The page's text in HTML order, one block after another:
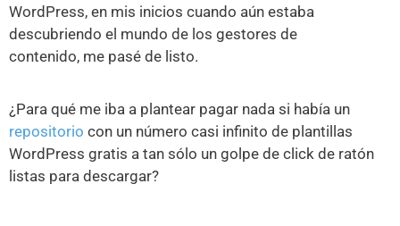
WordPress, en mis inicios cuando aún estaba
descubriendo el mundo de los gestores de
contenido, me pasé de listo.
¿Para qué me iba a plantear pagar nada si había un
repositorio con un número casi infinito de plantillas
WordPress gratis a tan sólo un golpe de click de ratón
listas para descargar?